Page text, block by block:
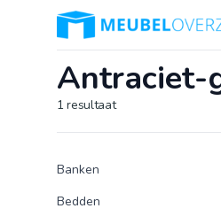
Logo Meubeloverzicht.nl
Antraciet-
1resultaat
Producten
Product
Banken
Bedden